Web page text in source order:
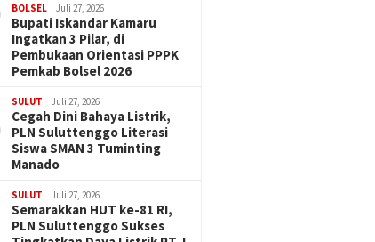
BOLSEL Juli 27, 2026
Bupati Iskandar Kamaru
Ingatkan 3 Pilar, di
Pembukaan Orientasi PPPK
Pemkab Bolsel 2026
SULUT Juli 27, 2026
Cegah Dini Bahaya Listrik,
PLN Suluttenggo Literasi
Siswa SMAN 3 Tuminting
Manado
SULUT Juli 27, 2026
Semarakkan HUT ke-81 RI,
PLN Suluttenggo Sukses